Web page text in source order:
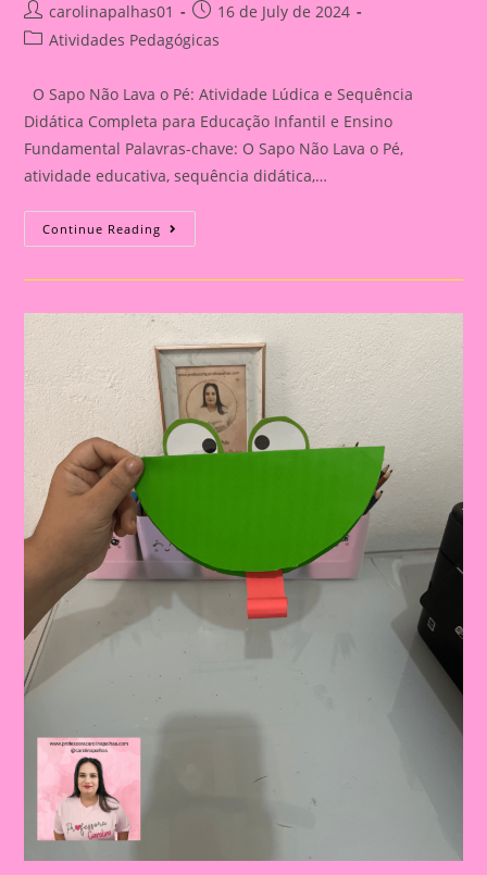
Post
author:
carolinapalhas01
Post
published:
16 de July de 2024
PostAtividades Pedagógicas
O Sapo Não Lava o Pé: Atividade Lúdica e Sequência
Didática Completa para Educação Infantil e Ensino
Fundamental Palavras-chave: O Sapo Não Lava o Pé,
atividade educativa, sequência didática,…
Continue Reading Melhore
Suas
Com
Não
Lava
O
Pé”:
Sequências
Didáticas
Para
Educação
Infantil
E
Música
“O
Sapo
Não
Lava
O
Sequência
Didática